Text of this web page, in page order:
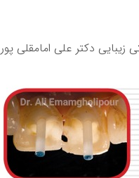
زیبایی دکتر علی امامقلی پور